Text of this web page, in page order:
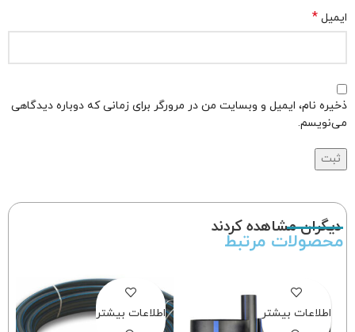
ایمیل *
ذخیره نام، ایمیل و وبسایت من در مرورگر برای زمانی که دوباره دیدگاهی
می‌نویسم.
دیگران مشاهده کردند
محصولات مرتبط
اطلاعات بیشتر اطلاعات بیشتر